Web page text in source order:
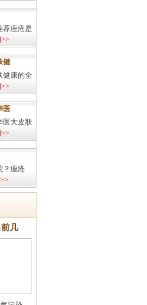
荐痤疮是
健
健康的全
医
医大皮肤
？痤疮
几